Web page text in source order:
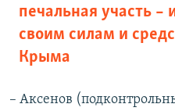
печальная участь –
своим силам и
Крыма
– Аксенов